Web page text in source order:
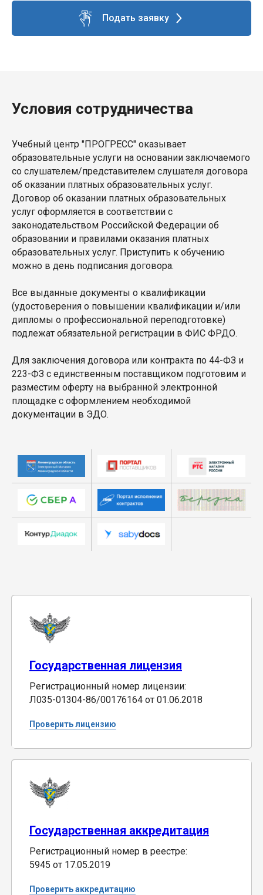
Подать заявку
Условия сотрудничества
Учебный центр "ПРОГРЕСС" оказывает
образовательные услуги на основании заключаемого
со слушателем/представителем слушателя договора
об оказании платных образовательных услуг.
Договор об оказании платных образовательных
услуг оформляется в соответствии с
законодательством Российской Федерации об
образовании и правилами оказания платных
образовательных услуг. Приступить к обучению
можно в день подписания договора.
Все выданные документы о квалификации
(удостоверения о повышении квалификации и/или
дипломы о профессиональной переподготовке)
подлежат обязательной регистрации в ФИС ФРДО.
Для заключения договора или контракта по 44-ФЗ и
223-ФЗ с единственным поставщиком подготовим и
разместим оферту на выбранной электронной
площадке с оформлением необходимой
документации в ЭДО.
Государственная лицензия
Регистрационный номер лицензии:
Л035-01304-86/00176164 от 01.06.2018
Проверить лицензию
Государственная аккредитация
Регистрационный номер в реестре:
5945 от 17.05.2019
Проверить аккредитацию